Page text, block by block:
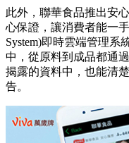
此外，聯華食品推出安
心保證，讓消費者能一
System)即時雲端管理系
中，從原料到成品都通
揭露的資料中，也能清
告。